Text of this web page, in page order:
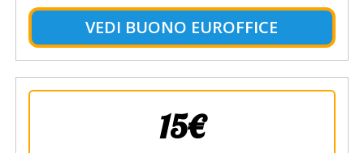
VEDI BUONO EUROFFICE
15€